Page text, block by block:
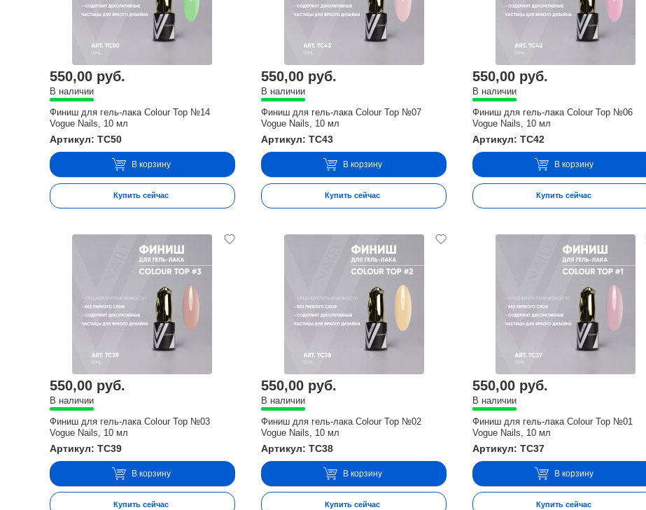
550,00 руб.
В наличии
Финиш для гель-лака Colour Top №14
Vogue Nails, 10 мл
Артикул: TC50
В корзину
Купить сейчас
550,00 руб.
В наличии
Финиш для гель-лака Colour Top №07
Vogue Nails, 10 мл
Артикул: TC43
В корзину
Купить сейчас
550,00 руб.
В наличии
Финиш для гель-лака Colour Top №06
Vogue Nails, 10 мл
Артикул: TC42
В корзину
Купить сейчас
550,00 руб.
В наличии
Финиш для гель-лака Colour Top №03
Vogue Nails, 10 мл
Артикул: TC39
В корзину
Купить сейчас
550,00 руб.
В наличии
Финиш для гель-лака Colour Top №02
Vogue Nails, 10 мл
Артикул: TC38
В корзину
Купить сейчас
550,00 руб.
В наличии
Финиш для гель-лака Colour Top №01
Vogue Nails, 10 мл
Артикул: TC37
В корзину
Купить сейчас